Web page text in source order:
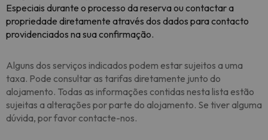
Especiais durante o processo da reserva ou contactar a
propriedade diretamente através dos dados para contacto
providenciados na sua confirmação.
Alguns dos serviços indicados podem estar sujeitos a uma
taxa. Pode consultar as tarifas diretamente junto do
alojamento. Todas as informações contidas nesta lista estão
sujeitas a alterações por parte do alojamento. Se tiver alguma
dúvida, por favor contacte-nos.